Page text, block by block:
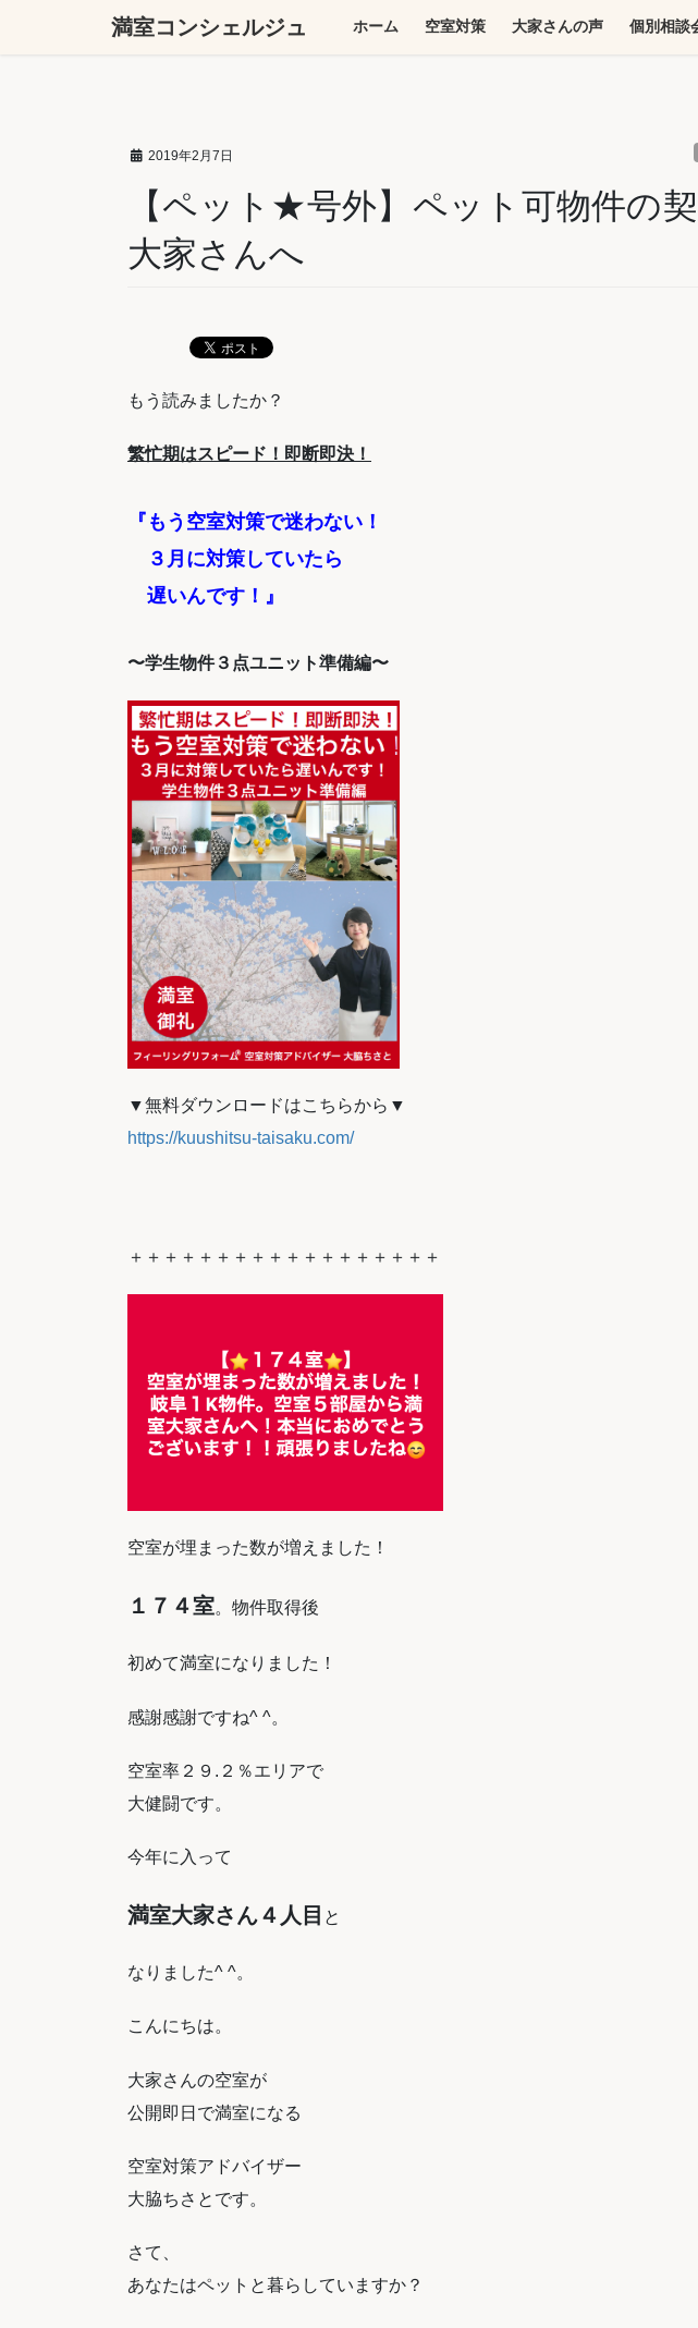
満室コンシェルジュ ホーム 空室対策 大家さんの声 個別相談
2019年2月7日
【ペット★号外】ペット可物件の
大家さんへ
もう読みましたか？
繁忙期はスピード！即断即決！
『もう空室対策で迷わない！
３月に対策していたら
遅いんです！』
〜学生物件３点ユニット準備編〜
▼無料ダウンロードはこちらから▼
https://kuushitsu-taisaku.com/
＋＋＋＋＋＋＋＋＋＋＋＋＋＋＋＋＋＋
空室が埋まった数が増えました！
１７４室。物件取得後
初めて満室になりました！
感謝感謝ですね^ ^。
空室率２９.２％エリアで
大健闘です。
今年に入って
満室大家さん４人目 と
なりました^ ^。
こんにちは。
大家さんの空室が
公開即日で満室になる
空室対策アドバイザー
大脇ちさとです。
さて、
あなたはペットと暮らしていますか？